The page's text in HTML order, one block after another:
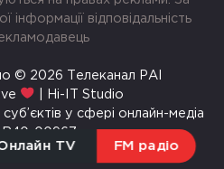
TV FM радіо
інформації відповідальність
© 2026 Телеканал РАІ
| Hi-IT Studio
у сфері онлайн-медіа
R40-00967